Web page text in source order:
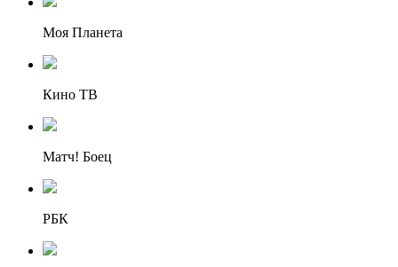
Моя Планета
Кино ТВ
Матч! Боец
РБК